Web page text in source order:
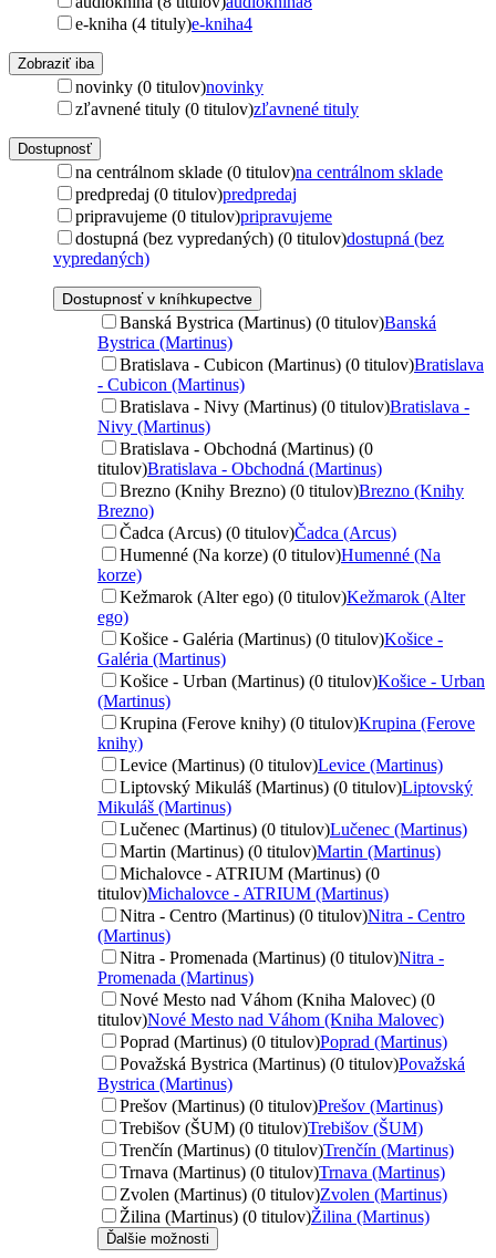
e-kniha (4 tituly)e-kniha4
Zobraziť iba
novinky (0 titulov)novinky
zľavnené tituly (0 titulov)zľavnené tituly
Dostupnosť
na centrálnom sklade (0 titulov)na centrálnom sklade
predpredaj (0 titulov)predpredaj
pripravujeme (0 titulov)pripravujeme
dostupná (bez vypredaných) (0 titulov)dostupná (bez
vypredaných)
Dostupnosť v kníhkupectve
Banská Bystrica (Martinus) (0 titulov)Banská
Bystrica (Martinus)
Bratislava - Cubicon (Martinus) (0 titulov)Bratislava
- Cubicon (Martinus)
Bratislava - Nivy (Martinus) (0 titulov)Bratislava -
Nivy (Martinus)
Bratislava - Obchodná (Martinus) (0
titulov)Bratislava - Obchodná (Martinus)
Brezno (Knihy Brezno) (0 titulov)Brezno (Knihy
Brezno)
Čadca (Arcus) (0 titulov)Čadca (Arcus)
Humenné (Na korze) (0 titulov)Humenné (Na
korze)
Kežmarok (Alter ego) (0 titulov)Kežmarok (Alter
ego)
Košice - Galéria (Martinus) (0 titulov)Košice -
Galéria (Martinus)
Košice - Urban (Martinus) (0 titulov)Košice - Urban
(Martinus)
Krupina (Ferove knihy) (0 titulov)Krupina (Ferove
knihy)
Levice (Martinus) (0 titulov)Levice (Martinus)
Liptovský Mikuláš (Martinus) (0 titulov)Liptovský
Mikuláš (Martinus)
Lučenec (Martinus) (0 titulov)Lučenec (Martinus)
Martin (Martinus) (0 titulov)Martin (Martinus)
Michalovce - ATRIUM (Martinus) (0
titulov)Michalovce - ATRIUM (Martinus)
Nitra - Centro (Martinus) (0 titulov)Nitra - Centro
(Martinus)
Nitra - Promenada (Martinus) (0 titulov)Nitra -
Promenada (Martinus)
Nové Mesto nad Váhom (Kniha Malovec) (0
titulov)Nové Mesto nad Váhom (Kniha Malovec)
Poprad (Martinus) (0 titulov)Poprad (Martinus)
Považská Bystrica (Martinus) (0 titulov)Považská
Bystrica (Martinus)
Prešov (Martinus) (0 titulov)Prešov (Martinus)
Trebišov (ŠUM) (0 titulov)Trebišov (ŠUM)
Trenčín (Martinus) (0 titulov)Trenčín (Martinus)
Trnava (Martinus) (0 titulov)Trnava (Martinus)
Zvolen (Martinus) (0 titulov)Zvolen (Martinus)
Žilina (Martinus) (0 titulov)Žilina (Martinus)
Ďalšie možnosti